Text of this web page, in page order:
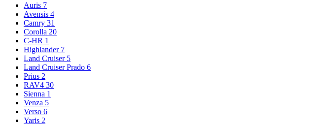
Auris 7
Avensis 4
Camry 31
Corolla 20
C-HR 1
Highlander 7
Land Cruiser 5
Land Cruiser Prado 6
Prius 2
RAV4 30
Sienna 1
Venza 5
Verso 6
Yaris 2